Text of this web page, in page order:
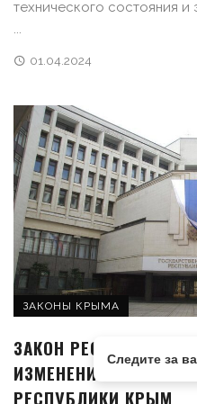
технического состояния и
...
01.04.2024
ЗАКОНЫ КРЫМА
ЗАКОН РЕСПУБЛИКИ
ИЗМЕНЕНИЙ В
РЕСПУБЛИКИ КРЫМ
Следите за